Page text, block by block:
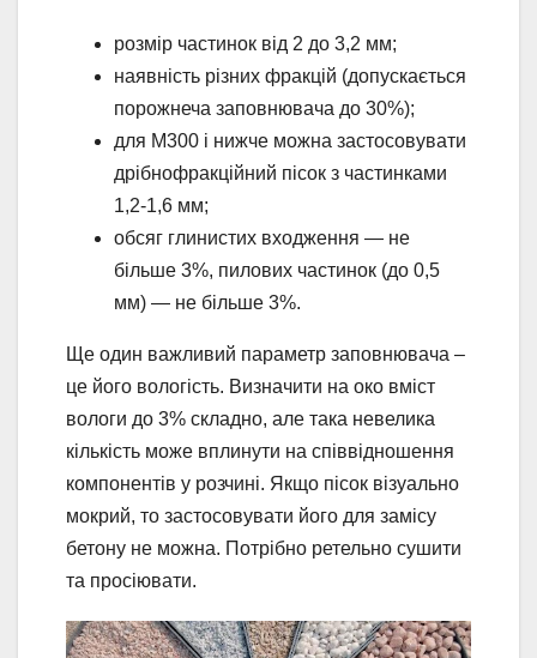
розмір частинок від 2 до 3,2 мм;
наявність різних фракцій (допускається
порожнеча заповнювача до 30%);
для М300 і нижче можна застосовувати
дрібнофракційний пісок з частинками
1,2-1,6 мм;
обсяг глинистих входження — не
більше 3%, пилових частинок (до 0,5
мм) — не більше 3%.
Ще один важливий параметр заповнювача –
це його вологість. Визначити на око вміст
вологи до 3% складно, але така невелика
кількість може вплинути на співвідношення
компонентів у розчині. Якщо пісок візуально
мокрий, то застосовувати його для замісу
бетону не можна. Потрібно ретельно сушити
та просіювати.